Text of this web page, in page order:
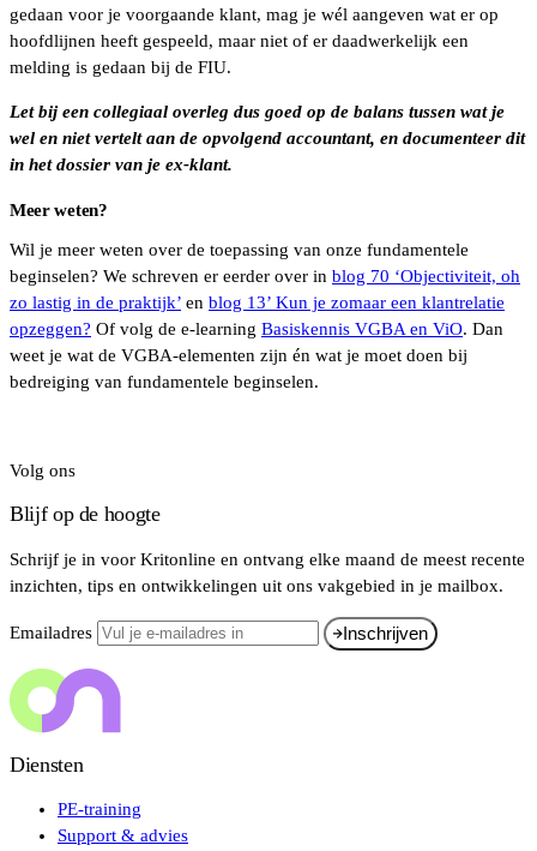
gedaan voor je voorgaande klant, mag je wél aangeven wat er op
hoofdlijnen heeft gespeeld, maar niet of er daadwerkelijk een
melding is gedaan bij de FIU.
Let bij een collegiaal overleg dus goed op de balans tussen wat je
wel en niet vertelt aan de opvolgend accountant, en documenteer dit
in het dossier van je ex-klant.
Meer weten?
Wil je meer weten over de toepassing van onze fundamentele
beginselen? We schreven er eerder over in blog 70 ‘Objectiviteit, oh
zo lastig in de praktijk’ en blog 13’ Kun je zomaar een klantrelatie
opzeggen? Of volg de e-learning Basiskennis VGBA en ViO. Dan
weet je wat de VGBA-elementen zijn én wat je moet doen bij
bedreiging van fundamentele beginselen.
Volg ons
Blijf op de hoogte
Schrijf je in voor Kritonline en ontvang elke maand de meest recente
inzichten, tips en ontwikkelingen uit ons vakgebied in je mailbox.
Emailadres Inschrijven
Diensten
PE-training
Support & advies